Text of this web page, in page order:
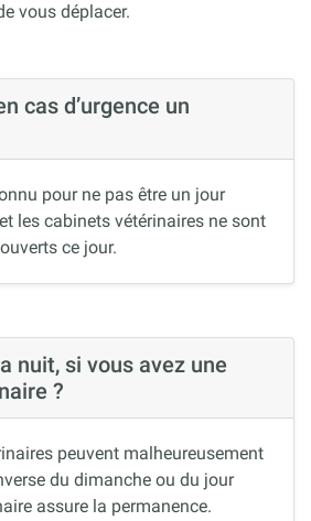
vous déplacer.
cas d’urgence un
pour ne pas être un jour
les cabinets vétérinaires ne sont
ce jour.
nuit, si vous avez une
?
peuvent malheureusement
du dimanche ou du jour
assure la permanence.